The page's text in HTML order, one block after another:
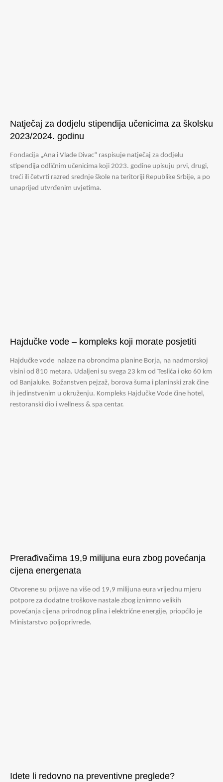
Natječaj za dodjelu stipendija učenicima za školsku
2023/2024. godinu
Fondacija „Ana i Vlade Divac“ raspisuje natječaj za dodjelu
stipendija odličnim učenicima koji 2023. godine upisuju prvi, drugi,
treći ili četvrti razred srednje škole na teritoriji Republike Srbije, a po
unaprijed utvrđenim uvjetima.
Hajdučke vode – kompleks koji morate posjetiti
Hajdučke vode nalaze na obroncima planine Borja, na nadmorskoj
visini od 810 metara. Udaljeni su svega 23 km od Teslića i oko 60 km
od Banjaluke. Božanstven pejzaž, borova šuma i planinski zrak čine
ih jedinstvenim u okruženju. Kompleks Hajdučke Vode čine hotel,
restoranski dio i wellness & spa centar.
Prerađivačima 19,9 milijuna eura zbog povećanja
cijena energenata
Otvorene su prijave na više od 19,9 milijuna eura vrijednu mjeru
potpore za dodatne troškove nastale zbog iznimno velikih
povećanja cijena prirodnog plina i električne energije, priopćilo je
Ministarstvo poljoprivrede.
Idete li redovno na preventivne preglede?